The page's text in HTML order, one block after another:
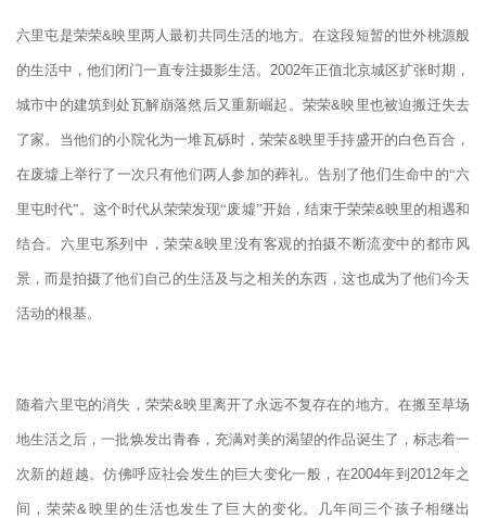
六里屯是荣荣&映里两人最初共同生活的地方。在这段短暂的世外桃源般
的生活中，他们闭门一直专注摄影生活。 2002年正值北京城区扩张时期，
城市中的建筑到处瓦解崩落然后又重新崛起。荣荣&映里也被迫搬迁失去
了家。当他们的小院化为一堆瓦砾时，荣荣&映里手持盛开的白色百合，
在废墟上举行了一次只有他们两人参加的葬礼。告别了他们生命中的“六
里屯时代”。这个时代从荣荣发现“废墟”开始，结束于荣荣&映里的相遇和
结合。六里屯系列中，荣荣&映里没有客观的拍摄不断流变中的都市风
景，而是拍摄了他们自己的生活及与之相关的东西，这也成为了他们今天
活动的根基。
随着六里屯的消失，荣荣&映里离开了永远不复存在的地方。在搬至草场
地生活之后，一批焕发出青春，充满对美的渴望的作品诞生了，标志着一
次新的超越。仿佛呼应社会发生的巨大变化一般，在2004年到 2012年之
间，荣荣& 映里的生活也发生了巨大的变化。几年间三个孩子相继出